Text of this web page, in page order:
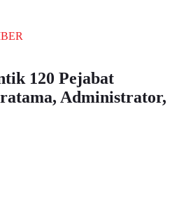
120 Pejabat
Administrator,